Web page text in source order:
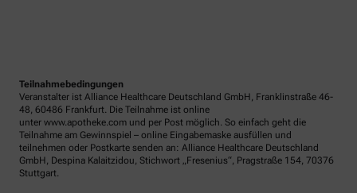
Teilnahmebedingungen
Veranstalter ist Alliance Healthcare Deutschland GmbH, Franklinstraße 46-
48, 60486 Frankfurt. Die Teilnahme ist online
unter www.apotheke.com und per Post möglich. So einfach geht die
Teilnahme am Gewinnspiel – online Eingabemaske ausfüllen und
teilnehmen oder Postkarte senden an: Alliance Healthcare Deutschland
GmbH, Despina Kalaitzidou, Stichwort „Fresenius“, Pragstraße 154, 70376
Stuttgart.